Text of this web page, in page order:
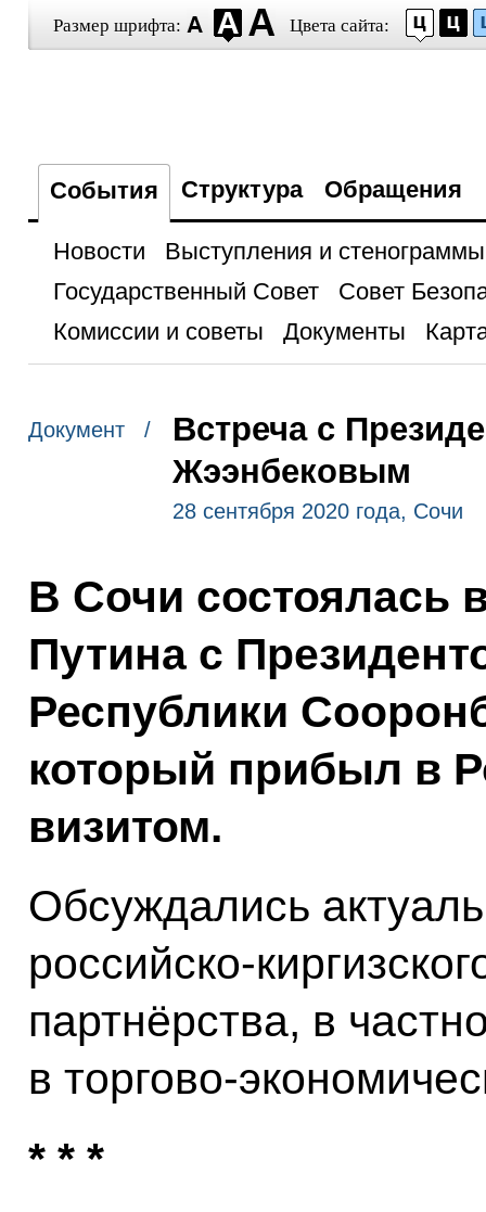
Размер шрифта: Цвета сайта:
События Структура Обращения
Новости
Выступления и стенограммы
Государственный Совет
Совет
Комиссии и советы
Документы
Документ /
Встреча с
Жээнбековым
28 сентября 2020 года, Сочи
В Сочи состоялась
Путина с
Республики
который прибыл в
визитом.
Обсуждались
партнёрства, в
в
* * *